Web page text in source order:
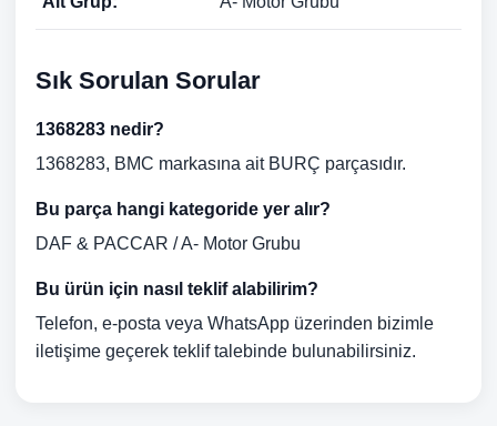
Sık Sorulan Sorular
1368283 nedir?
1368283, BMC markasına ait BURÇ parçasıdır.
Bu parça hangi kategoride yer alır?
DAF & PACCAR / A- Motor Grubu
Bu ürün için nasıl teklif alabilirim?
Telefon, e-posta veya WhatsApp üzerinden bizimle
iletişime geçerek teklif talebinde bulunabilirsiniz.